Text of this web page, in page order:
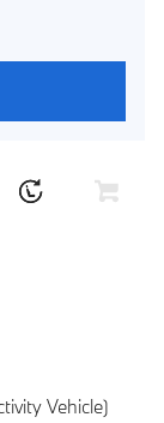
Vehicle)